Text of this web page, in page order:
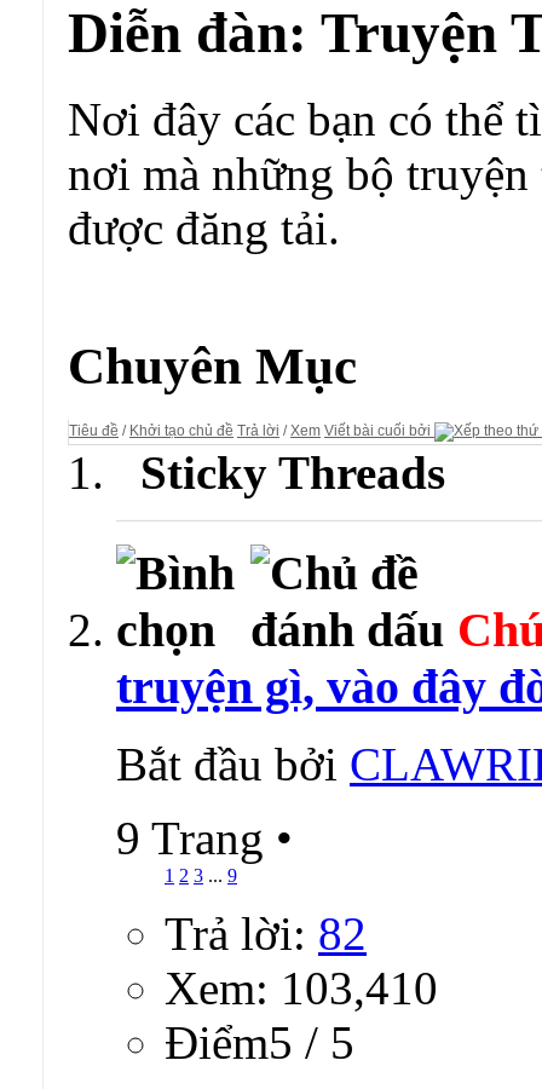
Diễn đàn: Truyện
Nơi đây các bạn có thể
nơi mà những bộ
được đăng tải.
Chuyên Mục
Tiêu đề / Khởi tạo chủ đề Trả lời /Xem Viết bài cuối bởi
Sticky Threads
truyện gì, vào đây
Bắt đầu bởi
9 Trang •
1 2 3 ... 9
Trả lời: 82
Xem: 103,410
Ðiểm5 / 5